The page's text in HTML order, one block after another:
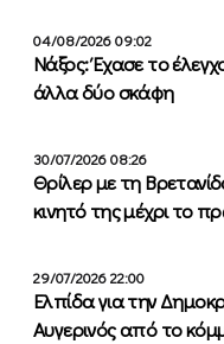
04/08/2026 09:02
Νάξος: Έχασε το
άλλα δύο σκάφη
30/07/2026 08:26
Θρίλερ με τη
κινητό της μέχρι το
29/07/2026 22:00
Ελπίδα για την
Αυγερινός από το